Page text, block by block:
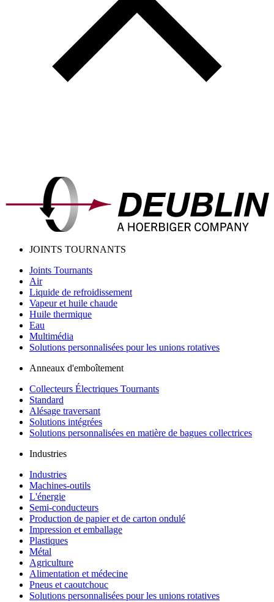
JOINTS TOURNANTS
Joints Tournants
Air
Liquide de refroidissement
Vapeur et huile chaude
Huile thermique
Eau
Multimédia
Solutions personnalisées pour les unions rotatives
Anneaux d'emboîtement
Collecteurs Électriques Tournants
Standard
Alésage traversant
Solutions intégrées
Solutions personnalisées en matière de bagues collectrices
Industries
Industries
Machines-outils
L'énergie
Semi-conducteurs
Production de papier et de carton ondulé
Impression et emballage
Plastiques
Métal
Agriculture
Alimentation et médecine
Pneus et caoutchouc
Solutions personnalisées pour les unions rotatives